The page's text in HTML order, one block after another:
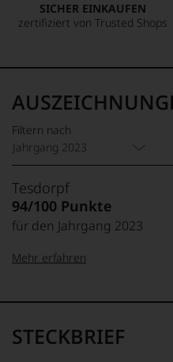
SICHER EINKAUFEN
zertifiziert von Trusted Shops
Filtern nach
Jahrgang 2023
Tesdorpf
94/100 Punkte
für den Jahrgang 2023
95–98 Punkte:
Name
Tesdorpf
Mehr erfahren
STECKBRIEF